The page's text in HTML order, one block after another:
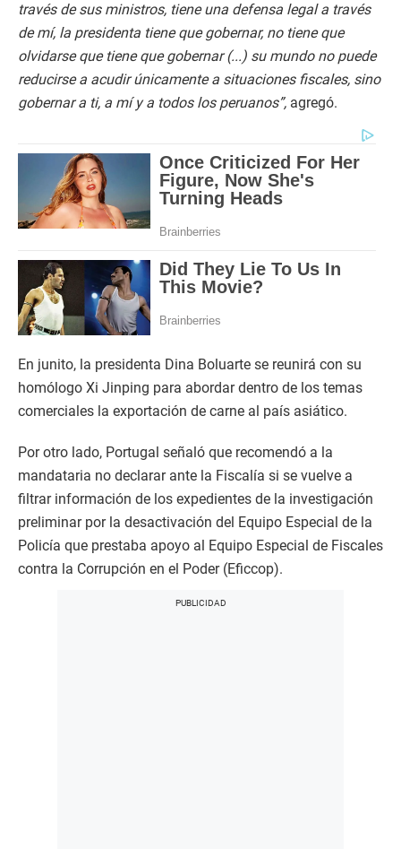
través de sus ministros, tiene una defensa legal a través
de mí, la presidenta tiene que gobernar, no tiene que
olvidarse que tiene que gobernar (...) su mundo no puede
reducirse a acudir únicamente a situaciones fiscales, sino
gobernar a ti, a mí y a todos los peruanos”, agregó.
En junito, la presidenta Dina Boluarte se reunirá con su
homólogo Xi Jinping para abordar dentro de los temas
comerciales la exportación de carne al país asiático.
Por otro lado, Portugal señaló que recomendó a la
mandataria no declarar ante la Fiscalía si se vuelve a
filtrar información de los expedientes de la investigación
preliminar por la desactivación del Equipo Especial de la
Policía que prestaba apoyo al Equipo Especial de Fiscales
contra la Corrupción en el Poder (Eficcop).